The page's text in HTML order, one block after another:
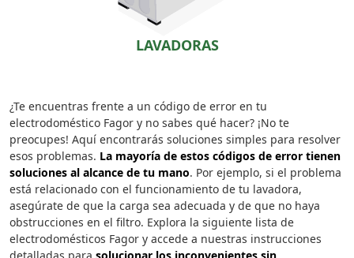
LAVADORAS
¿Te encuentras frente a un código de error en tu
electrodoméstico Fagor y no sabes qué hacer? ¡No te
preocupes! Aquí encontrarás soluciones simples para resolver
esos problemas. La mayoría de estos códigos de error tienen
soluciones al alcance de tu mano. Por ejemplo, si el problema
está relacionado con el funcionamiento de tu lavadora,
asegúrate de que la carga sea adecuada y de que no haya
obstrucciones en el filtro. Explora la siguiente lista de
electrodomésticos Fagor y accede a nuestras instrucciones